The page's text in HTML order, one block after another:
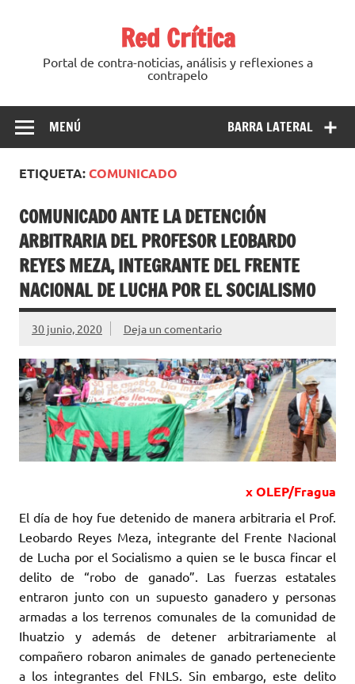
Red Crítica
Portal de contra-noticias, análisis y reflexiones a
contrapelo
BARRA LATERAL
MENÚ
ETIQUETA:COMUNICADO
COMUNICADO ANTE LA DETENCIÓN
ARBITRARIA DEL PROFESOR LEOBARDO
REYES MEZA, INTEGRANTE DEL FRENTE
NACIONAL DE LUCHA POR EL SOCIALISMO
30 junio, 2020 Deja un comentario
x OLEP/Fragua
El día de hoy fue detenido de manera arbitraria el Prof.
Leobardo Reyes Meza, integrante del Frente Nacional
de Lucha por el Socialismo a quien se le busca fincar el
delito de “robo de ganado”. Las fuerzas estatales
entraron junto con un supuesto ganadero y personas
armadas a los terrenos comunales de la comunidad de
Ihuatzio y además de detener arbitrariamente al
compañero robaron animales de ganado perteneciente
a los integrantes del FNLS. Sin embargo, este delito